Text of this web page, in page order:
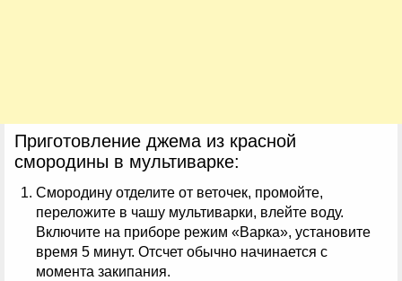
Приготовление джема из красной
смородины в мультиварке:
Смородину отделите от веточек, промойте,
переложите в чашу мультиварки, влейте воду.
Включите на приборе режим «Варка», установите
время 5 минут. Отсчет обычно начинается с
момента закипания.